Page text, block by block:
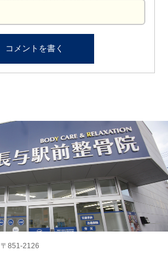
〒851-2126